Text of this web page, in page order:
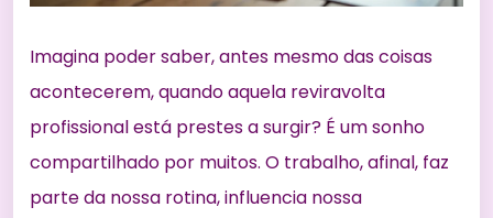
Imagina poder saber, antes mesmo das coisas
acontecerem, quando aquela reviravolta
profissional está prestes a surgir? É um sonho
compartilhado por muitos. O trabalho, afinal, faz
parte da nossa rotina, influencia nossa